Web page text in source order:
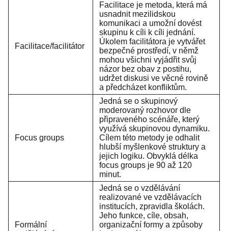
Facilitace/facilitátor
Facilitace je metoda, která má
usnadnit mezilidskou
komunikaci a umožní dovést
skupinu k cíli k cíli jednání.
Úkolem facilitátora je vytvářet
bezpečné prostředí, v němž
mohou všichni vyjádřit svůj
názor bez obav z postihu,
udržet diskusi ve věcné rovině
a předcházet konfliktům.
Focus groups
Jedná se o skupinový
moderovaný rozhovor dle
připraveného scénáře, který
využívá skupinovou dynamiku.
Cílem této metody je odhalit
hlubší myšlenkové struktury a
jejich logiku. Obvyklá délka
focus groups je 90 až 120
minut.
Formální
Jedná se o vzdělávání
realizované ve vzdělávacích
institucích, zpravidla školách.
Jeho funkce, cíle, obsah,
organizační formy a způsoby